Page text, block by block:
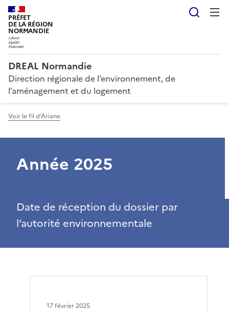
PRÉFET
DE LA RÉGION
NORMANDIE
DREAL Normandie
Direction régionale de l’environnement, de
l’aménagement et du logement
Voir le fil d'Ariane
Année 2025
Date de réception du dossier par
l’autorité environnementale
17 février 2025